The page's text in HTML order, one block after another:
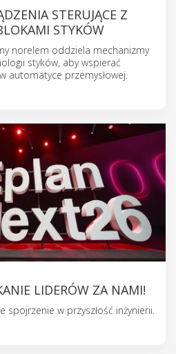
STERUJĄCE Z
STYKÓW
norelem oddziela mechanizmy
styków, aby wspierać
automatyce przemysłowej.
LIDERÓW ZA NAMI!
spojrzenie w przyszłość inżynierii.